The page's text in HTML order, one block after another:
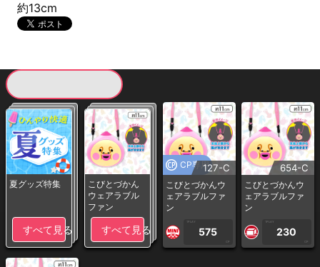
約13cm
夏グッズ特集
すべて見る
こびとづかん
ウェアラブル
ファン
すべて見る
CP専用127-C
こびとづかんウ
ェアラブルファ
ン
1PLAY
575
CP
654-C
こびとづかんウ
ェアラブルファ
ン
1PLAY
230
CP